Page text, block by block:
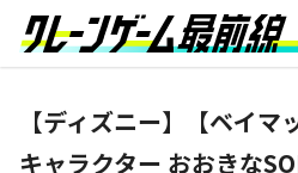
【ディズニー】【ベイマ
キャラクター おおきな